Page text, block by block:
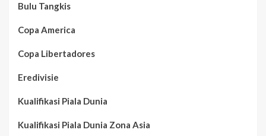
Bulu Tangkis
Copa America
Copa Libertadores
Eredivisie
Kualifikasi Piala Dunia
Kualifikasi Piala Dunia Zona Asia